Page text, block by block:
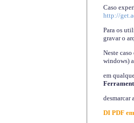
Caso
http://
Para os
gravar o
Neste
windows)
em
desmarcar
DI PDF